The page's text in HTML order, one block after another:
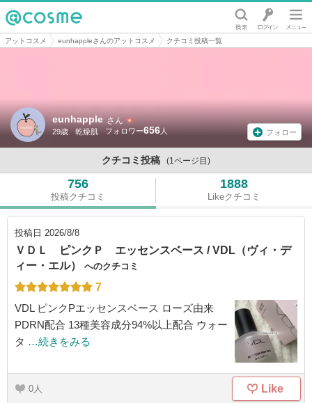
@cosme
アットコスメ eunhappleさんのアットコスメ クチコミ投稿一覧
eunhapple さん
29歳 乾燥肌 656 フォロー
クチコミ投稿 (1ページ目)
756
投稿クチコミ
1888
Likeクチコミ
投稿日 2026/8/8
ＶＤＬ ピンクＰ エッセンスベース / VDL（ヴィ・デ
ィー・エル） へのクチコミ
7
VDL ピンクPエッセンスベース ローズ由来
PDRN配合 13種美容成分94%以上配合 ウォー
タ …続きをみる
0 Like